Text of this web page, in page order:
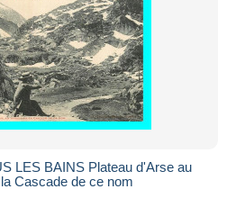
LES BAINS Plateau d'Arse au
Cascade de ce nom